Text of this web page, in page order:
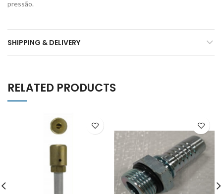
pressão.
SHIPPING & DELIVERY
RELATED PRODUCTS